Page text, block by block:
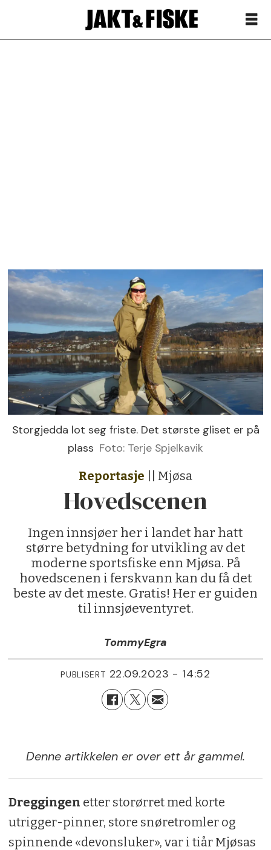
Storgjedda lot seg friste. Det største gliset er på
plass Foto: Terje Spjelkavik
Reportasje || Mjøsa
Hovedscenen
Ingen innsjøer her i landet har hatt
større betydning for utvikling av det
moderne sportsfiske enn Mjøsa. På
hovedscenen i ferskvann kan du få det
beste av det meste. Gratis! Her er guiden
til innsjøeventyret.
TommyEgra
PUBLISERT 22.09.2023 - 14:52
Denne artikkelen er over ett år gammel.
Dreggingen etter storørret med korte
utrigger-pinner, store snøretromler og
spinnende «devonsluker», var i tiår Mjøsas